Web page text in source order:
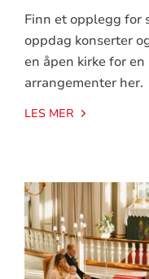
Finn et opplegg for
oppdag konserter
en åpen kirke for
arrangementer her.
LES MER